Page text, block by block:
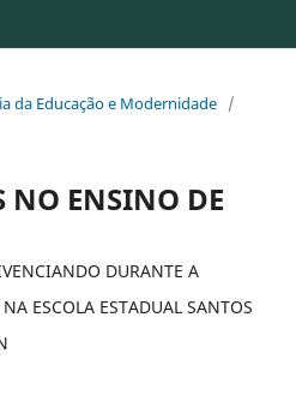
da Educação e Modernidade /
NO ENSINO DE
DURANTE A
ESCOLA ESTADUAL SANTOS